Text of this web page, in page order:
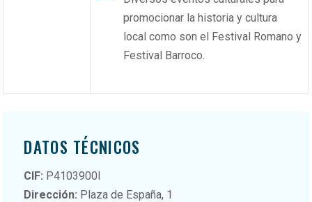
promocionar la historia y cultura
local como son el Festival Romano y
Festival Barroco.
DATOS TÉCNICOS
CIF: P4103900I
Dirección: Plaza de España, 1